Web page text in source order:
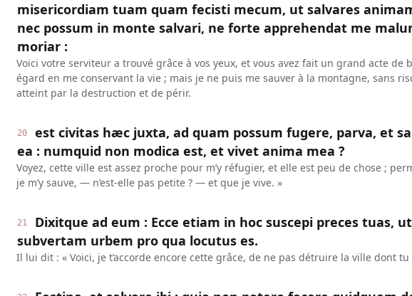
misericordiam tuam quam fecisti mecum, ut salvares
nec possum in monte salvari, ne forte apprehendat me
moriar :
Voici votre serviteur a trouvé grâce à vos yeux, et vous avez fait un grand acte de
égard en me conservant la vie ; mais je ne puis me sauver à la montagne, sans
atteint par la destruction et de périr.
20
est civitas hæc juxta, ad quam possum fugere, parva, et
ea : numquid non modica est, et vivet anima mea ?
Voyez, cette ville est assez proche pour m’y réfugier, et elle est peu de chose ;
je m’y sauve, — n’est-elle pas petite ? — et que je vive. »
21
Dixitque ad eum : Ecce etiam in hoc suscepi preces tuas,
subvertam urbem pro qua locutus es.
Il lui dit : « Voici, je t’accorde encore cette grâce, de ne pas détruire la ville dont tu